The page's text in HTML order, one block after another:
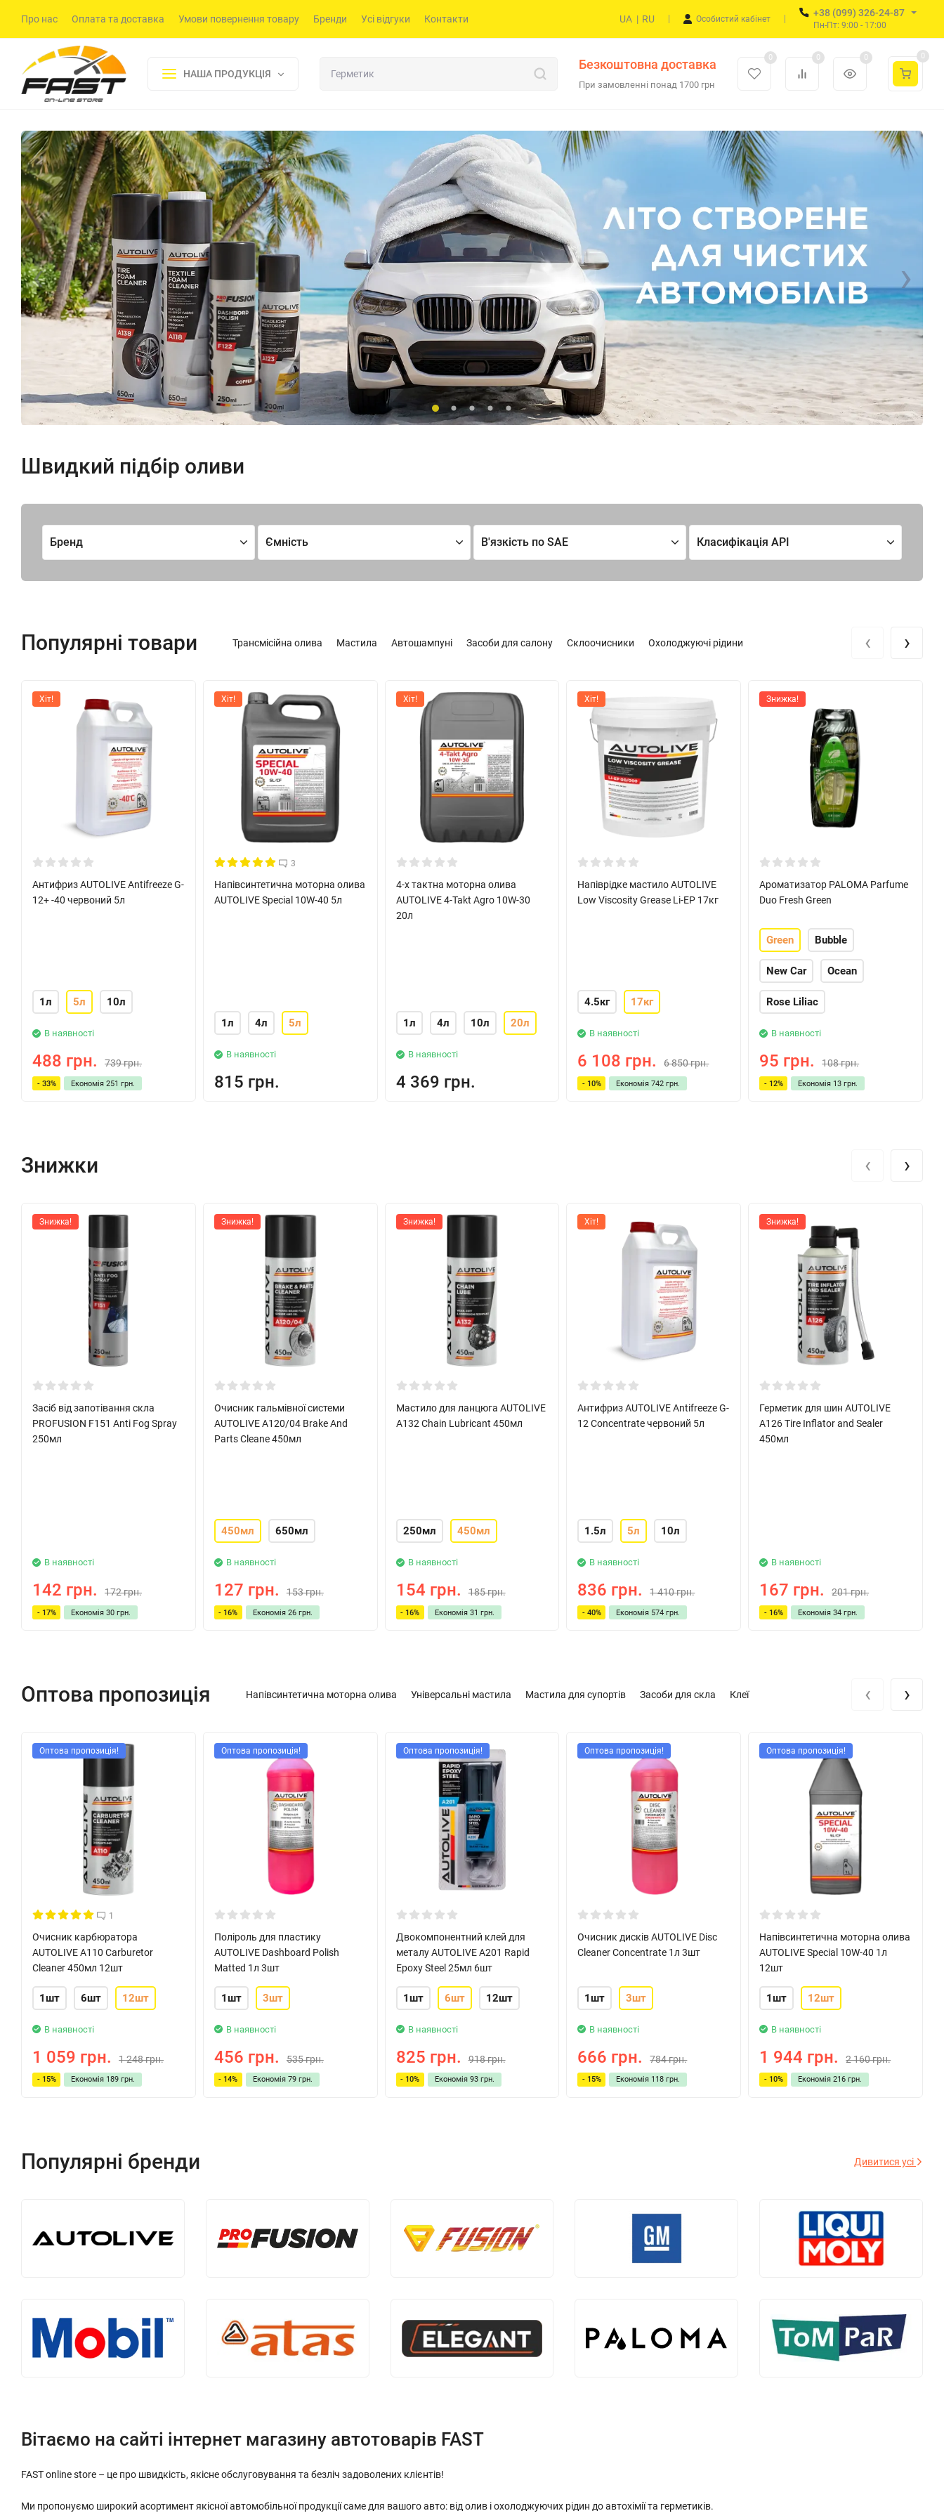
Про нас Оплата та доставка Умови повернення товару Бренди Усі відгуки Контакти UA | RU Особистий кабінет
+38 (099) 326-24-87
Пн-Пт: 9:00 - 17:00
НАША ПРОДУКЦІЯ
Безкоштовна доставка
При замовленні понад 1700 грн
0 0 0 0
‹ ›
Швидкий підбір оливи
Бренд Ємність В'язкість по SAE Класифікація API
Популярні товари Трансмісійна олива Мастила Автошампуні Засоби для салону Склоочисники Охолоджуючі рідини
Хіт!
Антифриз AUTOLIVE Antifreeze G-
12+ -40 червоний 5л
1л 5л 10л
В наявності
488 грн. 739 грн.
- 33% Економія 251 грн.
Хіт!
3
Напівсинтетична моторна олива
AUTOLIVE Special 10W-40 5л
1л 4л 5л
В наявності
815 грн.
Хіт!
4-х тактна моторна олива
AUTOLIVE 4-Takt Agro 10W-30
20л
1л 4л 10л 20л
В наявності
4 369 грн.
Хіт!
Напіврідке мастило AUTOLIVE
Low Viscosity Grease Li-EP 17кг
4.5кг 17кг
В наявності
6 108 грн. 6 850 грн.
- 10% Економія742 грн.
Знижка!
Ароматизатор PALOMA Parfume
Duo Fresh Green
Green Bubble
New Car Ocean
Rose Liliac
В наявності
95 грн. 108 грн.
- 12% Економія 13 грн.
‹ ›
Знижки
Знижка!
Засіб від запотівання скла
PROFUSION F151 Anti Fog Spray
250мл
В наявності
142 грн. 172 грн.
- 17% Економія 30 грн.
Знижка!
Очисник гальмівної системи
AUTOLIVE A120/04 Brake And
Parts Cleane 450мл
450мл 650мл
В наявності
127 грн. 153 грн.
- 16% Економія 26 грн.
Знижка!
Мастило для ланцюга AUTOLIVE
A132 Chain Lubricant 450мл
250мл 450мл
В наявності
154 грн. 185 грн.
- 16% Економія 31 грн.
Хіт!
Антифриз AUTOLIVE Antifreeze G-
12 Concentrate червоний 5л
1.5л 5л 10л
В наявності
836 грн. 1 410 грн.
- 40% Економія 574 грн.
Знижка!
Герметик для шин AUTOLIVE
A126 Tire Inflator and Sealer
450мл
В наявності
167 грн. 201 грн.
- 16% Економія34 грн.
‹ ›
Оптова пропозиція Напівсинтетична моторна олива Універсальні мастила Мастила для супортів Засоби для скла Клеї
Оптова пропозиція!
1
Очисник карбюратора
AUTOLIVE A110 Carburetor
Cleaner 450мл 12шт
1шт 6шт 12шт
В наявності
1 059 грн. 1 248 грн.
- 15% Економія 189 грн.
Оптова пропозиція!
Поліроль для пластику
AUTOLIVE Dashboard Polish
Matted 1л 3шт
1шт 3шт
В наявності
456 грн. 535 грн.
- 14% Економія 79 грн.
Оптова пропозиція!
Двокомпонентний клей для
металу AUTOLIVE A201 Rapid
Epoxy Steel 25мл 6шт
1шт 6шт 12шт
В наявності
825 грн. 918 грн.
- 10% Економія 93 грн.
Оптова пропозиція!
Очисник дисків AUTOLIVE Disc
Cleaner Concentrate 1л 3шт
1шт 3шт
В наявності
666 грн. 784 грн.
- 15% Економія 118 грн.
Оптова пропозиція!
Напівсинтетична моторна олива
AUTOLIVE Special 10W-40 1л
12шт
1шт 12шт
В наявності
1 944 грн. 2 160 грн.
- 10% Економія216 грн.
‹ ›
Популярні бренди Дивитися усі
Вітаємо на сайті інтернет магазину автотоварів FAST
FAST online store – це про швидкість, якісне обслуговування та безліч задоволених клієнтів!
Ми пропонуємо широкий асортимент якісної автомобільної продукції саме для вашого авто: від олив і охолоджуючих рідин до автохімії та герметиків.